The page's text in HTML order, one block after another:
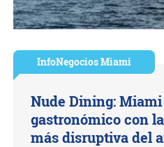
InfoNegocios Miami
Nude Dining:
gastronómico con
más disruptiva del